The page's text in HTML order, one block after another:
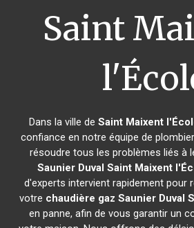
Saint
Dans la ville de Saint Maixent
confiance en notre équipe de
résoudre tous les problèmes liés à
Saunier Duval Saint Maixent
d'experts intervient rapidement pour
votre chaudière gaz Saunier Duval
en panne, afin de vous garantir un